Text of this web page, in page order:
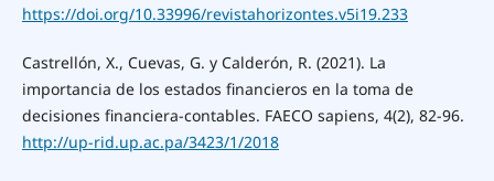
https://doi.org/10.33996/revistahorizontes.v5i19.233
Castrellón, X., Cuevas, G. y Calderón, R. (2021). La
importancia de los estados financieros en la toma de
decisiones financiera-contables. FAECO sapiens, 4(2), 82-96.
http://up-rid.up.ac.pa/3423/1/2018